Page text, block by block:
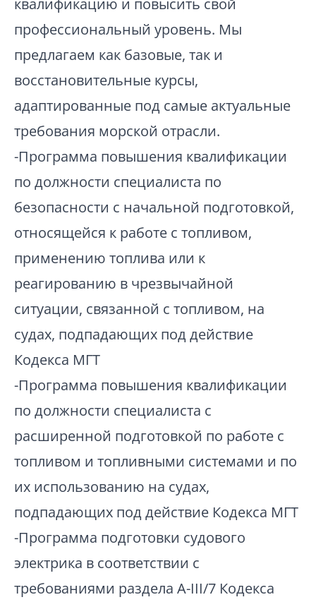
квалификацию и повысить свой
профессиональный уровень. Мы
предлагаем как базовые, так и
восстановительные курсы,
адаптированные под самые актуальные
требования морской отрасли.
-Программа повышения квалификации
по должности специалиста по
безопасности с начальной подготовкой,
относящейся к работе с топливом,
применению топлива или к
реагированию в чрезвычайной
ситуации, связанной с топливом, на
судах, подпадающих под действие
Кодекса МГТ
-Программа повышения квалификации
по должности специалиста с
расширенной подготовкой по работе с
топливом и топливными системами и по
их использованию на судах,
подпадающих под действие Кодекса МГТ
-Программа подготовки судового
электрика в соответствии с
требованиями раздела A-III/7 Кодекса